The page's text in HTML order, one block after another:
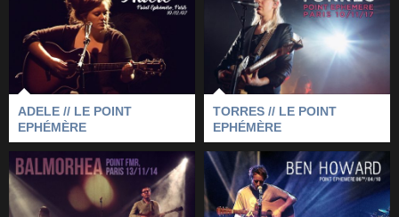
ADELE // LE POINT
EPHÉMÈRE
2007-ADELE-LE POINT EPHÉMÈRE
PARIS
ADELE // LE POINT
EPHÉMÈRE
TORRES // LE POINT
EPHÉMÈRE
2017 - LE POINT EPHÉMÈRE PARIS
TORRES
TORRES // LE POINT
EPHÉMÈRE
BALMORHEA // LE
POINT EPHÉMÈRE
BEN HOWARD //
POINT EPHÉMÈRE